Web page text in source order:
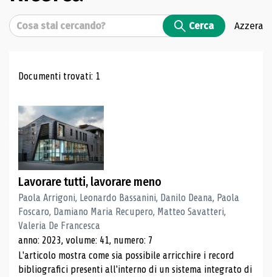
Cerca Cerca Azzera
Risultati di ricerca
Documenti trovati: 1
Lavorare tutti, lavorare meno
Paola Arrigoni, Leonardo Bassanini, Danilo Deana, Paola
Foscaro, Damiano Maria Recupero, Matteo Savatteri,
Valeria De Francesca
anno: 2023, volume: 41, numero: 7
L'articolo mostra come sia possibile arricchire i record
bibliografici presenti all'interno di un sistema integrato di